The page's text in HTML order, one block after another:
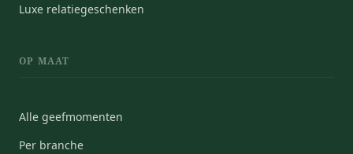
Luxe relatiegeschenken
OP MAAT
Alle geefmomenten
Per branche